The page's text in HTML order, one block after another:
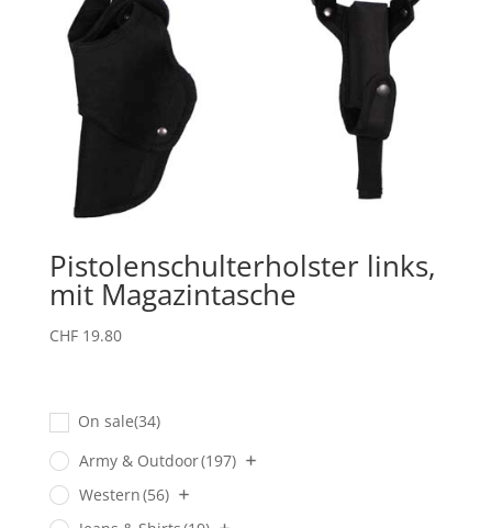
Pistolenschulterholster links,
mit Magazintasche
CHF19.80
On sale(34)
Army & Outdoor(197)
Western(56)